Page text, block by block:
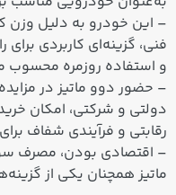
– این خودرو به دلیل وزن
فنی، گزینه‌ای کاربردی
و استفاده روزمره
– حضور دوو ماتیز در
دولتی و شرکتی، امکان
رقابتی و فرآیندی شفاف
– اقتصادی بودن، مصرف
ماتیز همچنان یکی از